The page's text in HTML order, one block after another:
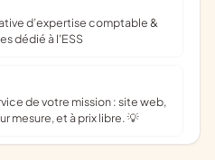
dédié à l'ESS
mesure, et à prix libre. 💡